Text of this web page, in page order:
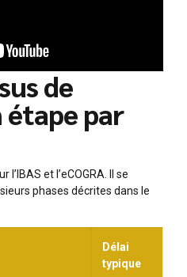
de
par
et l’eCOGRA. Il se
phases décrites dans le
Délai
typique